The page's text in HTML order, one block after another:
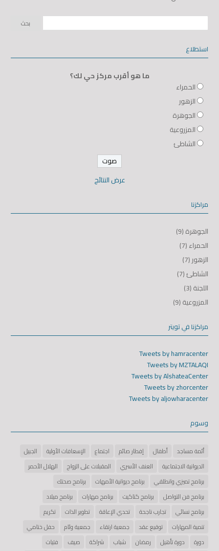
استطلاع
ما هو أقرب مركز حي لك؟
الحمراء
الزهور
الجوهرة
المزروعية
الشاطئ
عرض النتائج
مراكزنا
الجوهرة(9)
الحمراء(7)
الزهور(7)
الشاطئ(7)
اللجنة(3)
المزروعية(9)
مراكزنا في تويتر
Tweets by hamracenter
Tweets by MZTALAQI
Tweets by AlshateaCenter
Tweets by zhorcenter
Tweets by aljowharacenter
وسوم
أئمة مساجد أطفال إفطار صائم اجتماع الإسعافات الأولية
الجبيل
الديوانية الاجتماعية
العنف الأسري المقبلات على الزواج
الهلال الأحمر
برنامج تميزي وانطلقي
برنامج ديوانية الأمهات
برنامج صحتك
برنامج فن التواصل
برنامج كتاكيت برنامج مهارات
برنامج ميلاد
برنامج نسائي
تجارب ناجحة تحدي الإعاقة تطوير الذات
تكريم
تنمية المهارات
توقيع عقد جمعية ارتقاء جمعية وئام
حفل ختامي
دورة
دورة تأهيل رمضان شباب شراكة صيف
فتيات